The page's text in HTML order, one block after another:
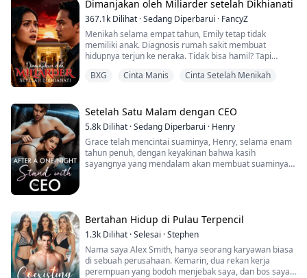
perempuannya. Adik perempuannya berkata, "Gelang
ini adalah karya de...
Dimanjakan oleh Miliarder setelah Dikhianati
367.1k Dilihat ·Sedang Diperbarui · FancyZ
Menikah selama empat tahun, Emily tetap tidak
memiliki anak. Diagnosis rumah sakit membuat
hidupnya terjun ke neraka. Tidak bisa hamil? Tapi
bagaimana dia bisa hamil?
cintanya melalui usaha. Namun, ketika suaminya
muncul dengan seorang wanita hamil,...
BXG Cinta Manis Cinta Setelah Menikah
Setelah Satu Malam dengan CEO
5.8k Dilihat ·Sedang Diperbarui · Henry
Grace telah mencintai suaminya, Henry, selama enam
tahun penuh, dengan keyakinan bahwa kasih
sayangnya yang mendalam akan membuat suaminya
dengan sangat baik, memberinya kebahagiaan dan
perhatian terb...
Bertahan Hidup di Pulau Terpencil
1.3k Dilihat ·Selesai ·Stephen
Nama saya Alex Smith, hanya seorang karyawan biasa
di sebuah perusahaan. Kemarin, dua rekan kerja
perempuan yang bodoh menjebak saya, dan bos saya